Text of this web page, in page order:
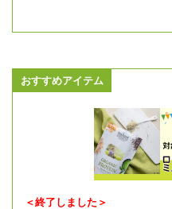
おすすめアイテム
＜終了しました＞